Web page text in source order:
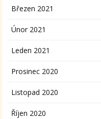
Březen 2021
Únor 2021
Leden 2021
Prosinec 2020
Listopad 2020
Říjen 2020